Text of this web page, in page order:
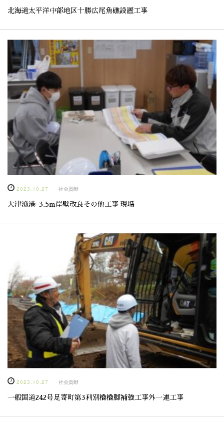
北海道太平洋中部地区十勝広尾魚礁設置工事
2023.10.27 社会貢献
大津漁港-3.5m岸壁改良その他工事 現場
2023.10.27 社会貢献
一般国道242号足寄町第3利別橋橋脚補強工事外一連工事